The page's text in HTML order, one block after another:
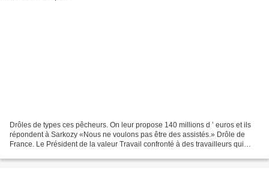
Drôles de types ces pêcheurs. On leur propose 140 millions d ’ euros et ils
répondent à Sarkozy «Nous ne voulons pas être des assistés.» Drôle de
France. Le Président de la valeur Travail confronté à des travailleurs qui